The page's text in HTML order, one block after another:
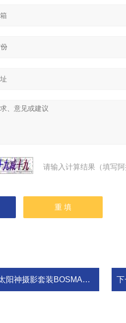
请输入计算结果（填写
博冠天文望远镜太阳神摄影套装 下